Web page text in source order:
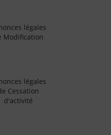
légales
Modification
légales
Cessation
d'activité